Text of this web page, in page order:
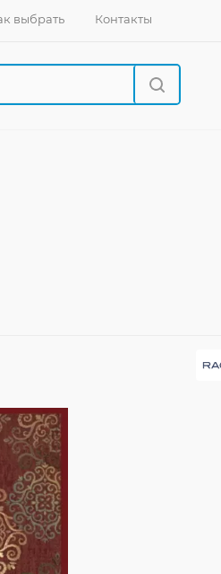
выбрать Контакты